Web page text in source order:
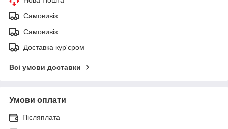
Самовивіз
Самовивіз
Доставка кур'єром
Всі умови доставки
Умови оплати
Післяплата